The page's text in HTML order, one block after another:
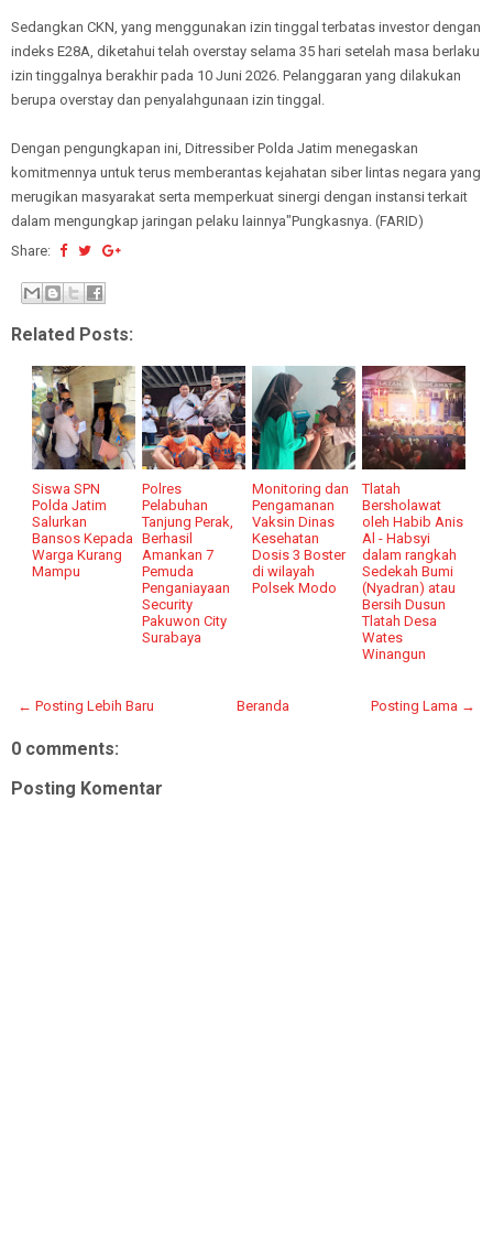
Sedangkan CKN, yang menggunakan izin tinggal terbatas investor dengan
indeks E28A, diketahui telah overstay selama 35 hari setelah masa berlaku
izin tinggalnya berakhir pada 10 Juni 2026. Pelanggaran yang dilakukan
berupa overstay dan penyalahgunaan izin tinggal.
Dengan pengungkapan ini, Ditressiber Polda Jatim menegaskan
komitmennya untuk terus memberantas kejahatan siber lintas negara yang
merugikan masyarakat serta memperkuat sinergi dengan instansi terkait
dalam mengungkap jaringan pelaku lainnya"Pungkasnya. (FARID)
Share:
Related Posts:
Siswa SPN
Polda Jatim
Salurkan
Bansos Kepada
Warga Kurang
Mampu
Polres
Pelabuhan
Tanjung Perak,
Berhasil
Amankan 7
Pemuda
Penganiayaan
Security
Pakuwon City
Surabaya
Monitoring dan
Pengamanan
Vaksin Dinas
Kesehatan
Dosis 3 Boster
di wilayah
Polsek Modo
Tlatah
Bersholawat
oleh Habib Anis
Al - Habsyi
dalam rangkah
Sedekah Bumi
(Nyadran) atau
Bersih Dusun
Tlatah Desa
Wates
Winangun
← Posting Lebih Baru Posting Lama →
Beranda
0 comments:
Posting Komentar